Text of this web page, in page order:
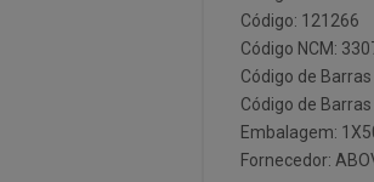
Código: 121266
Código NCM:
Código de
Código de
Embalagem:
Fornecedor: